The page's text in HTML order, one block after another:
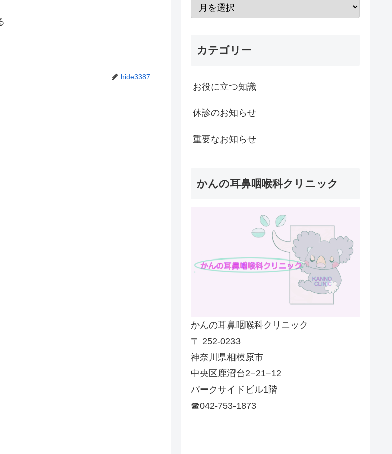
hide3387
カテゴリー
お役に立つ知識
休診のお知らせ
重要なお知らせ
かんの耳鼻咽喉科クリニック
かんの耳鼻咽喉科クリニック
〒 252-0233
神奈川県相模原市
中央区鹿沼台2−21−12
パークサイドビル1階
☎042-753-1873